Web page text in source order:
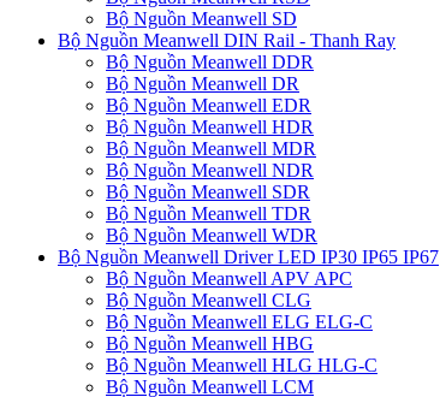
Bộ Nguồn Meanwell SD
Bộ Nguồn Meanwell DIN Rail - Thanh Ray
Bộ Nguồn Meanwell DDR
Bộ Nguồn Meanwell DR
Bộ Nguồn Meanwell EDR
Bộ Nguồn Meanwell HDR
Bộ Nguồn Meanwell MDR
Bộ Nguồn Meanwell NDR
Bộ Nguồn Meanwell SDR
Bộ Nguồn Meanwell TDR
Bộ Nguồn Meanwell WDR
Bộ Nguồn Meanwell Driver LED IP30 IP65 IP67
Bộ Nguồn Meanwell APV APC
Bộ Nguồn Meanwell CLG
Bộ Nguồn Meanwell ELG ELG-C
Bộ Nguồn Meanwell HBG
Bộ Nguồn Meanwell HLG HLG-C
Bộ Nguồn Meanwell LCM